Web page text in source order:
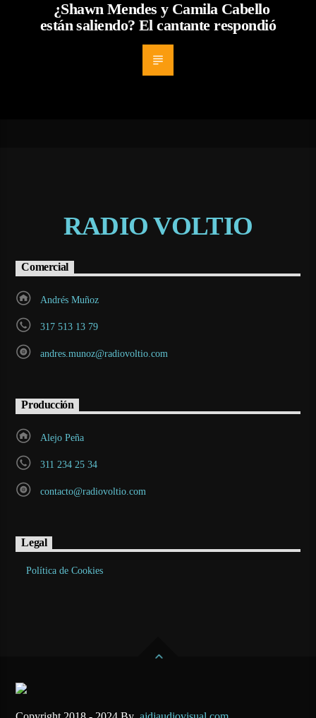
¿Shawn Mendes y Camila Cabello
están saliendo? El cantante respondió
RADIO VOLTIO
Comercial
Andrés Muñoz
317 513 13 79
andres.munoz@radiovoltio.com
Producción
Alejo Peña
311 234 25 34
contacto@radiovoltio.com
Legal
Política de Cookies